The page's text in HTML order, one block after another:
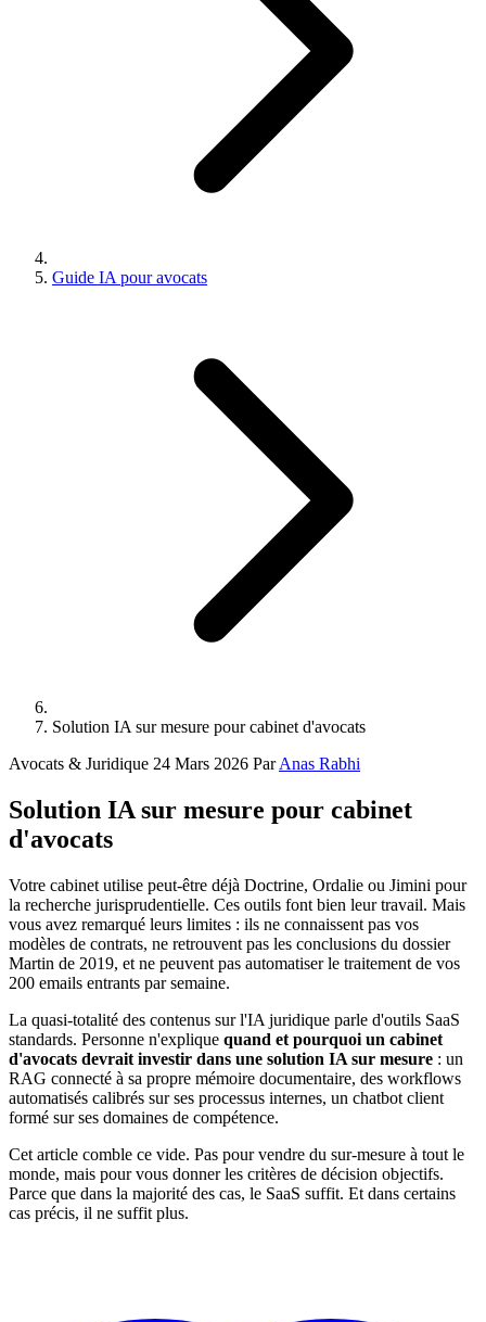
Guide IA pour avocats
Solution IA sur mesure pour cabinet d'avocats
Avocats & Juridique 24 Mars 2026 ParAnas Rabhi
Solution IA sur mesure pour cabinet
d'avocats
Votre cabinet utilise peut-être déjà Doctrine, Ordalie ou Jimini pour
la recherche jurisprudentielle. Ces outils font bien leur travail. Mais
vous avez remarqué leurs limites : ils ne connaissent pas vos
modèles de contrats, ne retrouvent pas les conclusions du dossier
Martin de 2019, et ne peuvent pas automatiser le traitement de vos
200 emails entrants par semaine.
La quasi-totalité des contenus sur l'IA juridique parle d'outils SaaS
standards. Personne n'explique quand et pourquoi un cabinet
d'avocats devrait investir dans une solution IA sur mesure : un
RAG connecté à sa propre mémoire documentaire, des workflows
automatisés calibrés sur ses processus internes, un chatbot client
formé sur ses domaines de compétence.
Cet article comble ce vide. Pas pour vendre du sur-mesure à tout le
monde, mais pour vous donner les critères de décision objectifs.
Parce que dans la majorité des cas, le SaaS suffit. Et dans certains
cas précis, il ne suffit plus.